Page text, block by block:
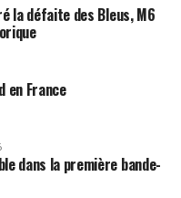
la défaite des Bleus, M6
en France
dans la première bande-